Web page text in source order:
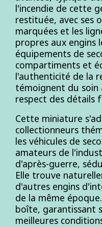
l'incendie de cette
restituée, avec ses
marquées et les
propres aux engins
équipements de
compartiments et
l'authenticité de la
témoignent du soin
respect des détails
Cette miniature
collectionneurs
les véhicules de
amateurs de
d'après-guerre,
Elle trouve
d'autres engins
de la même
boîte, garantissant
meilleures